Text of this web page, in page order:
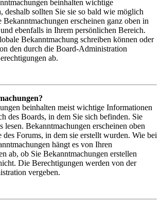
beinhalten wichtige
deshalb sollten Sie sie so bald wie möglich
Bekanntmachungen erscheinen ganz oben in
ebenfalls in Ihrem persönlichen Bereich.
Bekanntmachung schreiben können oder
den durch die Board-Administration
ab.
beinhalten meist wichtige Informationen
des Boards, in dem Sie sich befinden. Sie
lesen. Bekanntmachungen erscheinen oben
des Forums, in dem sie erstellt wurden. Wie bei
hängt es von Ihren
ab, ob Sie Bekanntmachungen erstellen
Die Berechtigungen werden von der
vergeben.